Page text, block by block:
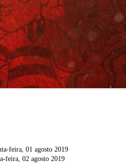
feira, 01 agosto 2019
feira, 02 agosto 2019